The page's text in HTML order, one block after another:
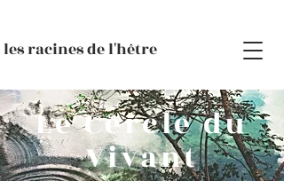
les racines de l'hêtre
Le Cercle du
Vivant